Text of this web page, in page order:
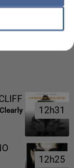
DE LA DZ
12h31
12h31
12h25
12h25